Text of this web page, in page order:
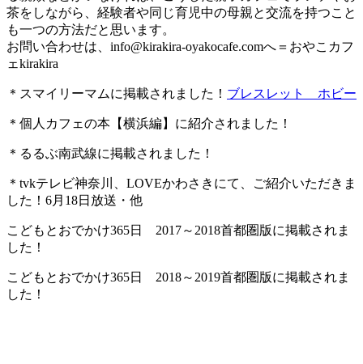
茶をしながら、経験者や同じ育児中の母親と交流を持つこと
も一つの方法だと思います。
お問い合わせは、 info@kirakira-oyakocafe.comへ＝おやこカフ
ェkirakira
＊スマイリーマムに掲載されました！ ブレスレット ホビー
＊個人カフェの本【横浜編】に紹介されました！
＊るるぶ南武線に掲載されました！
＊tvkテレビ神奈川、LOVEかわさきにて、ご紹介いただきま
した！6月18日放送・他
こどもとおでかけ365日 2017～2018首都圏版に掲載されま
した！
こどもとおでかけ365日 2018～2019首都圏版に掲載されま
した！